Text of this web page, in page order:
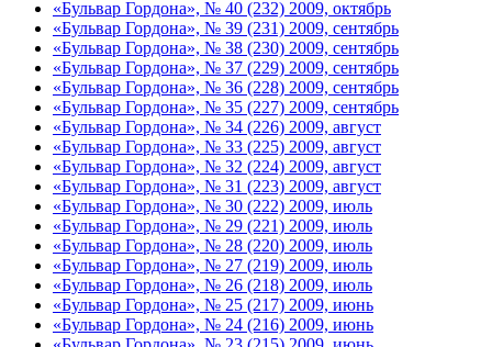
«Бульвар Гордона», № 40 (232) 2009, октябрь
«Бульвар Гордона», № 39 (231) 2009, сентябрь
«Бульвар Гордона», № 38 (230) 2009, сентябрь
«Бульвар Гордона», № 37 (229) 2009, сентябрь
«Бульвар Гордона», № 36 (228) 2009, сентябрь
«Бульвар Гордона», № 35 (227) 2009, сентябрь
«Бульвар Гордона», № 34 (226) 2009, август
«Бульвар Гордона», № 33 (225) 2009, август
«Бульвар Гордона», № 32 (224) 2009, август
«Бульвар Гордона», № 31 (223) 2009, август
«Бульвар Гордона», № 30 (222) 2009, июль
«Бульвар Гордона», № 29 (221) 2009, июль
«Бульвар Гордона», № 28 (220) 2009, июль
«Бульвар Гордона», № 27 (219) 2009, июль
«Бульвар Гордона», № 26 (218) 2009, июль
«Бульвар Гордона», № 25 (217) 2009, июнь
«Бульвар Гордона», № 24 (216) 2009, июнь